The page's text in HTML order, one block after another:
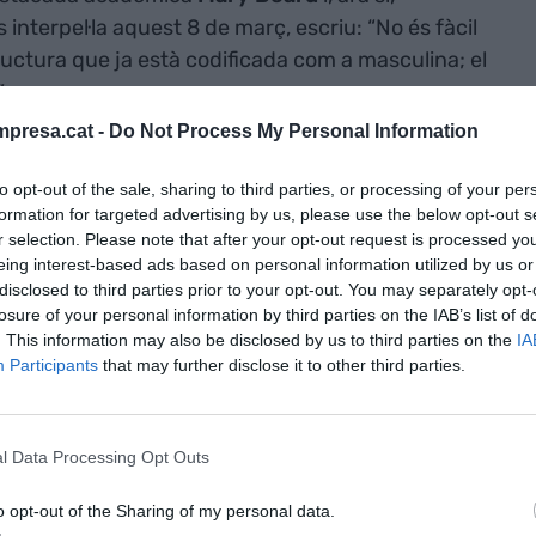
- Do Not Process My Personal Information
opt-out of the sale, sharing to third parties, or processing of your
for targeted advertising by us, please use the below opt-out
selection. Please note that after your opt-out request is processed
interest-based ads based on personal information utilized by us
to third parties prior to your opt-out. You may separately
of your personal information by third parties on the IAB’s list of
This information may also be disclosed by us to third parties on the
Participants that may further disclose it to other third parties.
Data Processing Opt Outs
opt-out of the Sharing of my personal data.
aquest 8 de març, escriu: “No és fàcil
que ja està codificada com a masculina; el
voltes a com s’està gestionant l’escassa
de decisions. Fins fa poc no sabia explicar el
em generaven una gran incomoditat i
d’apoderament, tallers i als consells per
destinatàries i usuàries són dones.
som el 55% d’alumnat que finalitza una
al mercat laboral continuem formant-
dades del baròmetre d’hàbits de lectura i
de les dones llegeix en el seu temps lliure,